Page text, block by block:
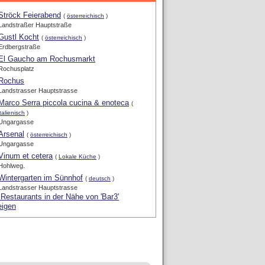
Feierabend ( österreichisch )
Hauptstraße
Kocht ( österreichisch )
El Gaucho am Rochusmarkt
Rochus
Hauptstrasse
Marco Serra piccola cucina & enoteca (
)
( österreichisch )
et cetera ( Lokale Küche )
im Sünnhof ( deutsch )
Hauptstrasse
in der Nähe von 'Bar3'